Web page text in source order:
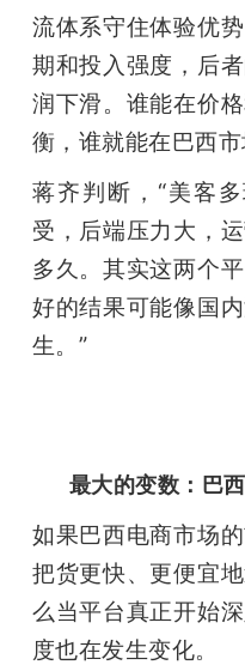
流体系守住体验优
期和投入强度，后
润下滑。谁能在价
衡，谁就能在巴西
蒋齐判断，“美客
受，后端压力大，
多久。其实这两个
好的结果可能像国
生。”
最大的变数：巴
如果巴西电商市场
把货更快、更便宜
么当平台真正开始
度也在发生变化。